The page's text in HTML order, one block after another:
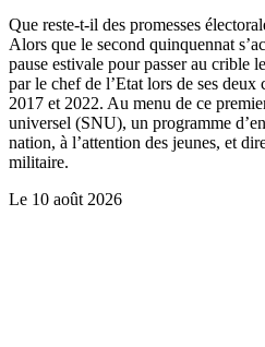
Que reste-t-il des promesses
Alors que le second quinquennat
pause estivale pour passer au crible
par le chef de l’Etat lors de ses deux
2017 et 2022. Au menu de ce
universel (SNU), un programme
nation, à l’attention des jeunes, et
militaire.
Le 10 août 2026